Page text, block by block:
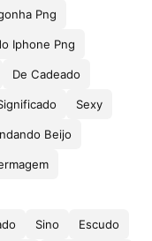
Png
Iphone Png
De Cadeado
Sexy
Beijo
Sino Escudo